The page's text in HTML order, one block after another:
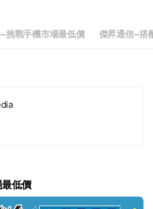
挑戰手機市場最低價 傑昇通信~搭
低價